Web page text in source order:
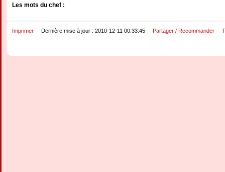
Les mots du chef :
Imprimer Dernière mise à jour : 2010-12-11 00:33:45 Partager / Recommander